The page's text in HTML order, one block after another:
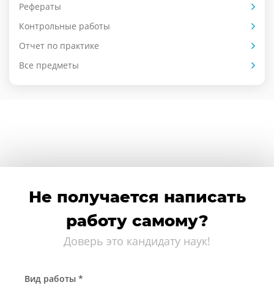
Рефераты
Контрольные работы
Отчет по практике
Все предметы
Не получается написать
работу самому?
Доверь это кандидату наук!
Вид работы *